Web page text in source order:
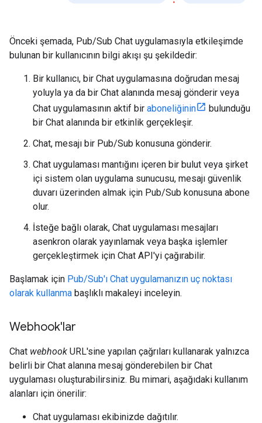
Önceki şemada, Pub/Sub Chat uygulamasıyla etkileşimde
bulunan bir kullanıcının bilgi akışı şu şekildedir:
Bir kullanıcı, bir Chat uygulamasına doğrudan mesaj
yoluyla ya da bir Chat alanında mesaj gönderir veya
Chat uygulamasının aktif bir aboneliğinin
bulunduğu
bir Chat alanında bir etkinlik gerçekleşir.
Chat, mesajı bir Pub/Sub konusuna gönderir.
Chat uygulaması mantığını içeren bir bulut veya şirket
içi sistem olan uygulama sunucusu, mesajı güvenlik
duvarı üzerinden almak için Pub/Sub konusuna abone
olur.
İsteğe bağlı olarak, Chat uygulaması mesajları
asenkron olarak yayınlamak veya başka işlemler
gerçekleştirmek için Chat API'yi çağırabilir.
Başlamak için Pub/Sub'ı Chat uygulamanızın uç noktası
olarak kullanma başlıklı makaleyi inceleyin.
Webhook'lar
Chat webhook URL'sine yapılan çağrıları kullanarak yalnızca
belirli bir Chat alanına mesaj gönderebilen bir Chat
uygulaması oluşturabilirsiniz. Bu mimari, aşağıdaki kullanım
alanları için önerilir:
Chat uygulaması ekibinizde dağıtılır.